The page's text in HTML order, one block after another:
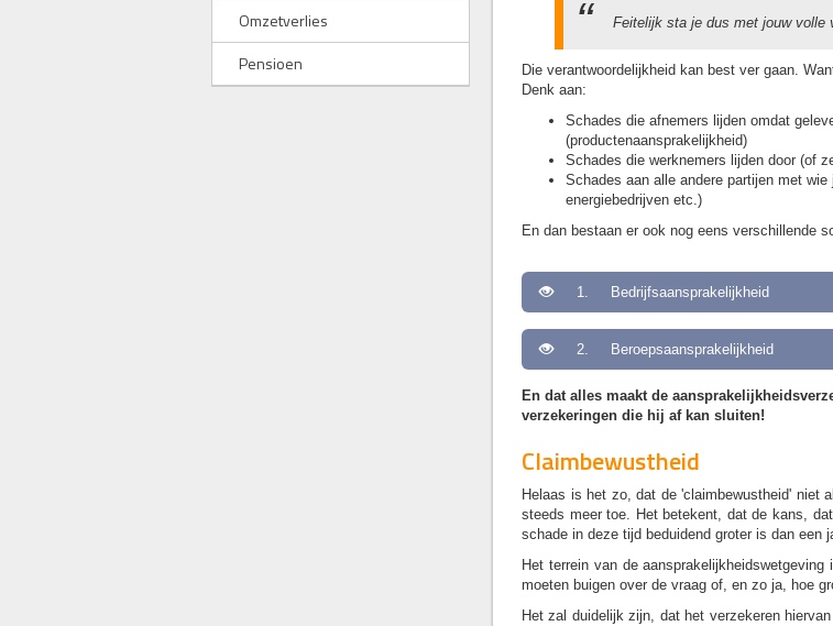
Omzetverlies
Pensioen
Feitelijk sta je dus met jouw volle
Die verantwoordelijkheid kan best ver gaan.
Denk aan:
Schades die afnemers lijden omdat
(productenaansprakelijkheid)
Schades die werknemers lijden door (of
Schades aan alle andere partijen met
energiebedrijven etc.)
En dan bestaan er ook nog eens verschillende
1. Bedrijfsaansprakelijkheid
2. Beroepsaansprakelijkheid
En dat alles maakt de
verzekeringen die hij af kan sluiten!
Claimbewustheid
Helaas is het zo, dat de 'claimbewustheid' niet
steeds meer toe. Het betekent, dat de kans,
schade in deze tijd beduidend groter is dan een
Het terrein van de
moeten buigen over de vraag of, en zo ja, hoe
Het zal duidelijk zijn, dat het verzekeren